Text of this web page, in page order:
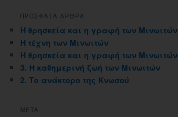
ΠΡΟΣΦΑΤΑ ΑΡΘΡΑ
Η θρησκεία και η γραφή των Μινωιτών
Η τέχνη των Μινωιτών
Η θρησκεία και η γραφή των Μινωιτών
3. Η καθημερινή ζωή των Μινωιτών
2. Το ανάκτορο της Κνωσού
META